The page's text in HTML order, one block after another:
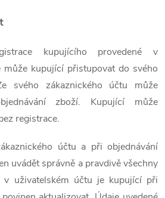
kupujícího provedené v
může kupující přistupovat do svého
svého zákaznického účtu může
zboží. Kupující může
registrace.
účtu a při objednávání
uvádět správně a pravdivě všechny
v uživatelském účtu je kupující při